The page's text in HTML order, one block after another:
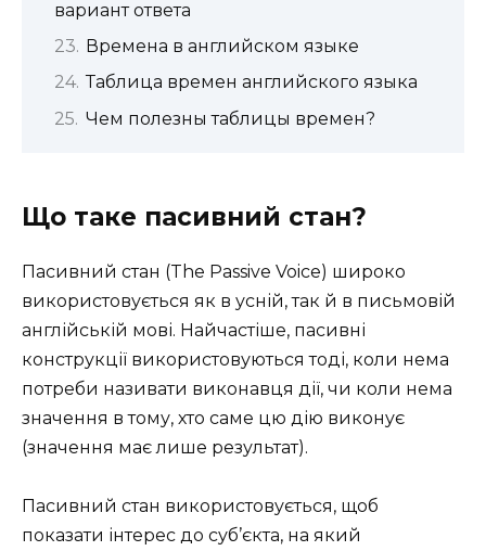
вариант ответа
Времена в английском языке
Таблица времен английского языка
Чем полезны таблицы времен?
Що таке пасивний стан?
Пасивний стан (The Passive Voice) широко
використовується як в усній, так й в письмовій
англійській мові. Найчастіше, пасивні
конструкції використовуються тоді, коли нема
потреби називати виконавця дії, чи коли нема
значення в тому, хто саме цю дію виконує
(значення має лише результат).
Пасивний стан використовується, щоб
показати інтерес до суб’єкта, на який